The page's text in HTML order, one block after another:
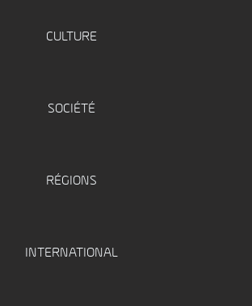
CULTURE
SOCIÉTÉ
RÉGIONS
INTERNATIONAL